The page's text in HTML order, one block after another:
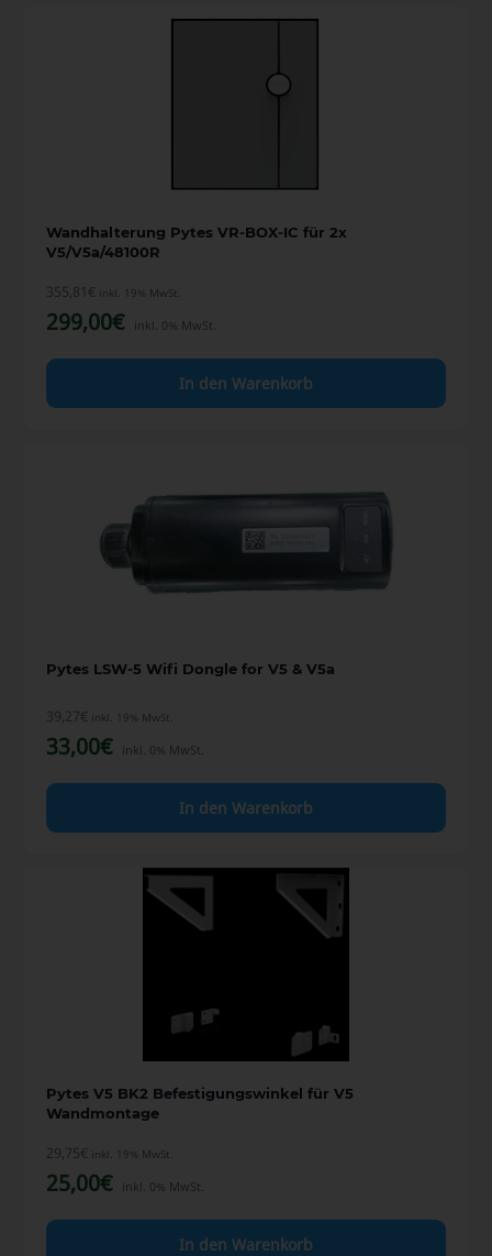
Wandhalterung Pytes VR-BOX-IC für 2x
V5/V5a/48100R
355,81 € inkl. 19% MwSt.
299,00€ inkl. 0% MwSt.
In den Warenkorb
Pytes LSW-5 Wifi Dongle for V5 & V5a
39,27€ inkl. 19% MwSt.
33,00€ inkl. 0% MwSt.
In den Warenkorb
Pytes V5 BK2 Befestigungswinkel für V5
Wandmontage
29,75€ inkl. 19% MwSt.
25,00€ inkl. 0% MwSt.
In den Warenkorb